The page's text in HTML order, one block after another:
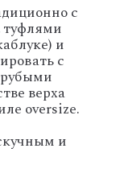
с
туфлями
и
с
верха
oversize.
и